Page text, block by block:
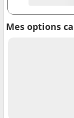
Mes options